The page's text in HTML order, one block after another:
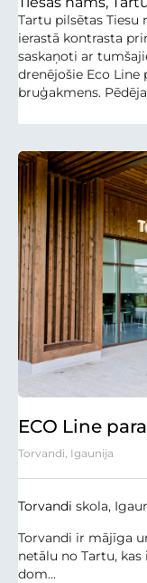
Tartu pilsētas Tiesu
ierastā kontrasta
saskaņoti ar
drenējošie Eco Line
bruģakmens.
ECO Line
Torvandi, Igaunija
Torvandi skola,
Torvandi ir mājīga
netālu no Tartu,
dom...